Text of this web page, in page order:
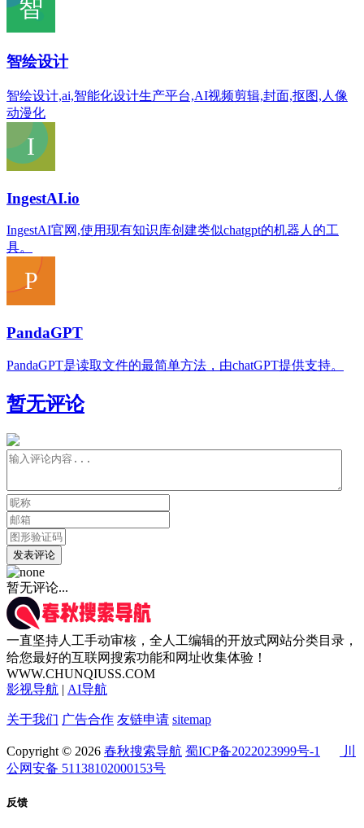
智绘设计
智绘设计,ai,智能化设计生产平台,AI视频剪辑,封面,抠图,人像
动漫化
IngestAI.io
IngestAI官网,使用现有知识库创建类似chatgpt的机器人的工
具。
PandaGPT
PandaGPT是读取文件的最简单方法，由chatGPT提供支持。
暂无评论
发表评论
暂无评论...
一直坚持人工手动审核，全人工编辑的开放式网站分类目录，
给您最好的互联网搜索功能和网址收集体验！
WWW.CHUNQIUSS.COM
影视导航 | AI导航
关于我们 广告合作 友链申请 sitemap
Copyright © 2026 春秋搜索导航 蜀ICP备2022023999号-1
川
公网安备 51138102000153号
反馈